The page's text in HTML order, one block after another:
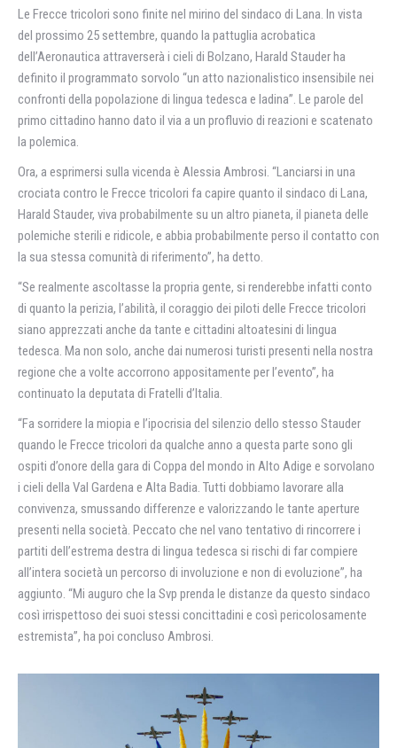
Le Frecce tricolori sono finite nel mirino del sindaco di Lana. In vista
del prossimo 25 settembre, quando la pattuglia acrobatica
dell’Aeronautica attraverserà i cieli di Bolzano, Harald Stauder ha
definito il programmato sorvolo “un atto nazionalistico insensibile nei
confronti della popolazione di lingua tedesca e ladina”. Le parole del
primo cittadino hanno dato il via a un profluvio di reazioni e scatenato
la polemica.
Ora, a esprimersi sulla vicenda è Alessia Ambrosi. “Lanciarsi in una
crociata contro le Frecce tricolori fa capire quanto il sindaco di Lana,
Harald Stauder, viva probabilmente su un altro pianeta, il pianeta delle
polemiche sterili e ridicole, e abbia probabilmente perso il contatto con
la sua stessa comunità di riferimento”, ha detto.
“Se realmente ascoltasse la propria gente, si renderebbe infatti conto
di quanto la perizia, l’abilità, il coraggio dei piloti delle Frecce tricolori
siano apprezzati anche da tante e cittadini altoatesini di lingua
tedesca. Ma non solo, anche dai numerosi turisti presenti nella nostra
regione che a volte accorrono appositamente per l’evento”, ha
continuato la deputata di Fratelli d’Italia.
“Fa sorridere la miopia e l’ipocrisia del silenzio dello stesso Stauder
quando le Frecce tricolori da qualche anno a questa parte sono gli
ospiti d’onore della gara di Coppa del mondo in Alto Adige e sorvolano
i cieli della Val Gardena e Alta Badia. Tutti dobbiamo lavorare alla
convivenza, smussando differenze e valorizzando le tante aperture
presenti nella società. Peccato che nel vano tentativo di rincorrere i
partiti dell’estrema destra di lingua tedesca si rischi di far compiere
all’intera società un percorso di involuzione e non di evoluzione”, ha
aggiunto. “Mi auguro che la Svp prenda le distanze da questo sindaco
così irrispettoso dei suoi stessi concittadini e così pericolosamente
estremista”, ha poi concluso Ambrosi.